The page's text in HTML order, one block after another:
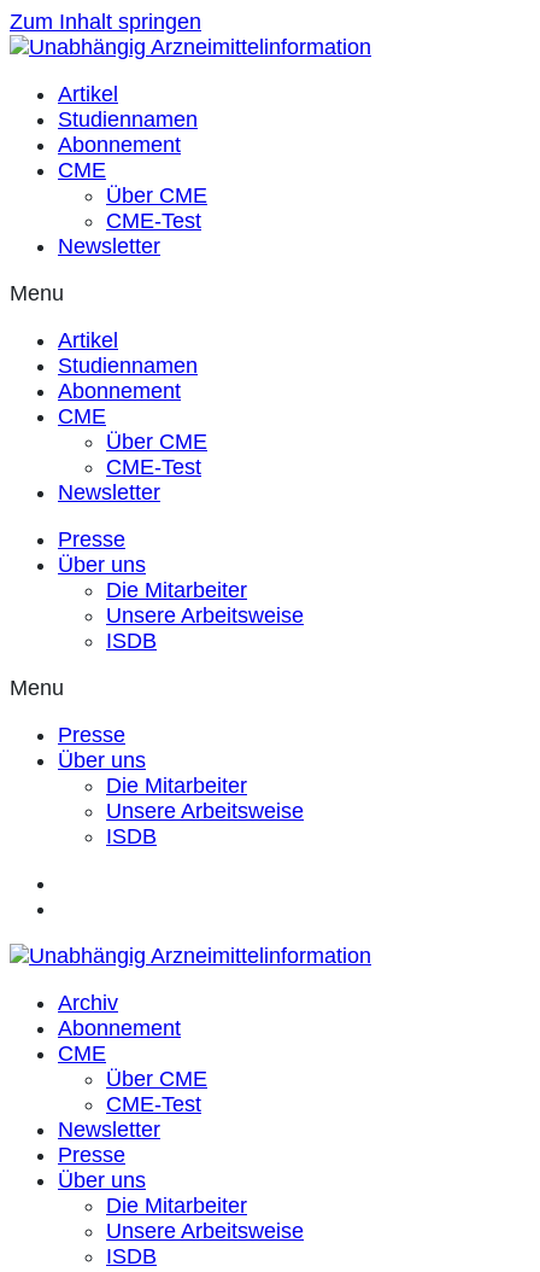
Zum Inhalt springen
Artikel
Studiennamen
Abonnement
CME
Über CME
CME-Test
Newsletter
Menu
Artikel
Studiennamen
Abonnement
CME
Über CME
CME-Test
Newsletter
Presse
Über uns
Die Mitarbeiter
Unsere Arbeitsweise
ISDB
Menu
Presse
Über uns
Die Mitarbeiter
Unsere Arbeitsweise
ISDB
Archiv
Abonnement
CME
Über CME
CME-Test
Newsletter
Presse
Über uns
Die Mitarbeiter
Unsere Arbeitsweise
ISDB